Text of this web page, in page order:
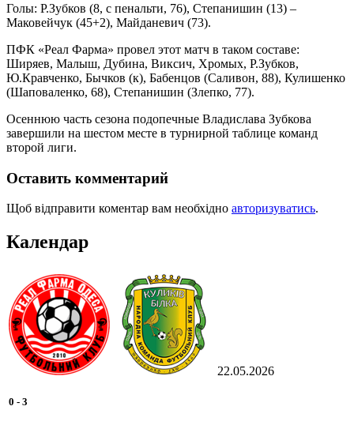
Голы: Р.Зубков (8, с пенальти, 76), Степанишин (13) –
Маковейчук (45+2), Майданевич (73).
ПФК «Реал Фарма» провел этот матч в таком составе:
Ширяев, Малыш, Дубина, Виксич, Хромых, Р.Зубков,
Ю.Кравченко, Бычков (к), Бабенцов (Саливон, 88), Кулишенко
(Шаповаленко, 68), Степанишин (Злепко, 77).
Осеннюю часть сезона подопечные Владислава Зубкова
завершили на шестом месте в турнирной таблице команд
второй лиги.
Оставить комментарий
Щоб відправити коментар вам необхідно авторизуватись.
Календар
22.05.2026
0 - 3